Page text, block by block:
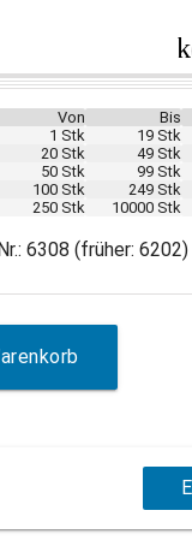
Von Bis
1 Stk
19 Stk
20 Stk
49 Stk
50 Stk
99 Stk
100 Stk
249 Stk
250 Stk
10000 Stk
6308 (früher: 6202)